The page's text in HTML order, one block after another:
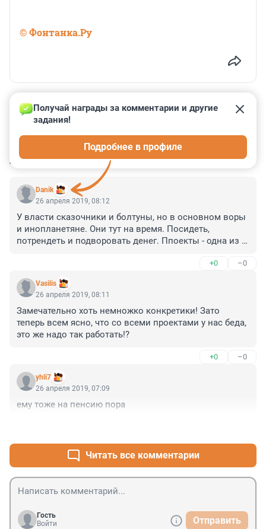
© Фонтанка.Ру
КОММЕНТАРИИ 15
Danik
Получай награды за комментарии и другие
задания!
Подробнее в профиле
26 апреля 2019, 08:12
У власти сказочники и болтуны, но в основном воры
и инопланетяне. Они тут на время. Посидеть,
потрендеть и подворовать денег. Ппоекты - одна из
плодится ежечастно и по-любому поводу. Они
представляют из себя суперсыорй полуфабрикат,
эскиз, который требует постоянного дополнения и
уточнения, которые требуют дополнительных денег.
На город и горожан всем наплевать. Тут нашлось
выставочное место для мудниалей, форумов,
чемпионатов. Промышленность убита и добивается
бюджетного корыта. Их никто не трогает и им это
нравится. То, что метро может быть осью города им
невдомек. ЗСД такое же метро, только с машинами.
Своим подвижным составом. Только платять
постоянно все и из города опять уходит уйма денег.
отхватили свою долю и исчезли. Кароче, бяда!
+0 –0
Vasilis
26 апреля 2019, 08:11
Замечательно хоть немножко конкретики! Зато
теперь всем ясно, что со всеми проектами у нас беда,
это же надо так работать!?
+0 –0
yhli7
26 апреля 2019, 07:09
ему тоже на пенсию пора
Читать все комментарии
Гость
Войти
Отправить